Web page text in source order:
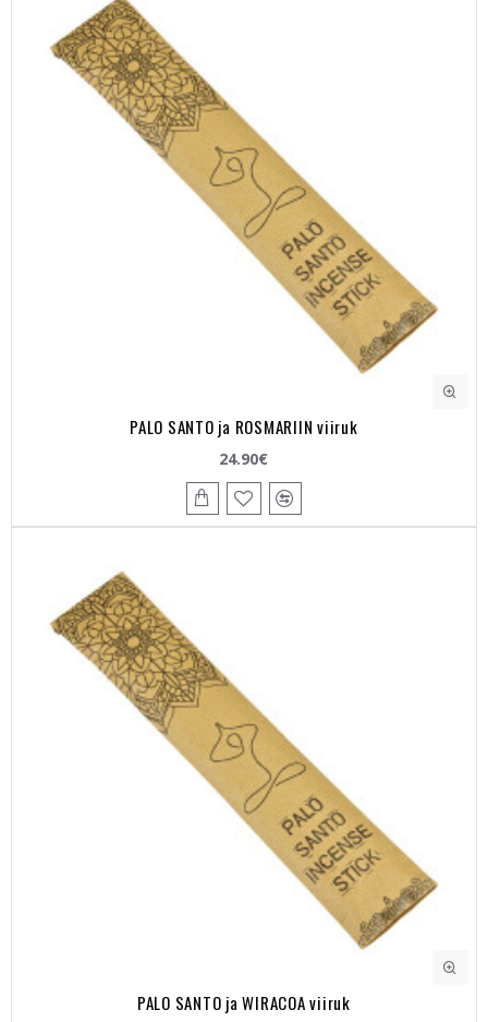
PALO SANTO ja ROSMARIIN viiruk
24.90€
PALO SANTO ja WIRACOA viiruk